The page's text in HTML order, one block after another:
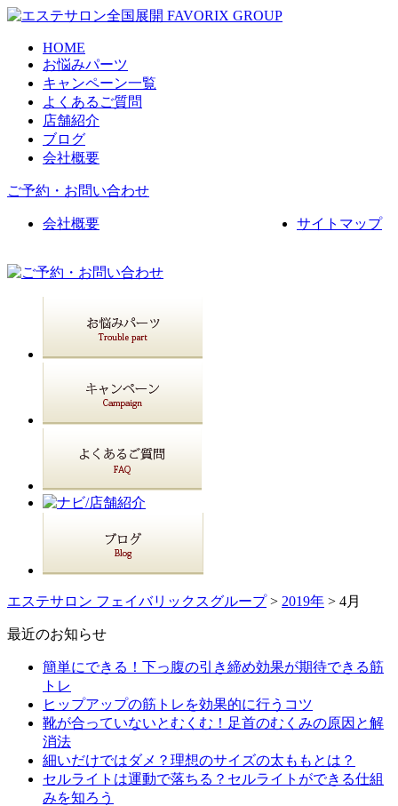
HOME
お悩みパーツ
キャンペーン一覧
よくあるご質問
店舗紹介
ブログ
会社概要
ご予約・お問い合わせ
サイトマップ
会社概要
エステサロン フェイバリックスグループ> 2019年 > 4月
最近のお知らせ
簡単にできる！下っ腹の引き締め効果が期待できる筋
トレ
ヒップアップの筋トレを効果的に行うコツ
靴が合っていないとむくむ！足首のむくみの原因と解
消法
細いだけではダメ？理想のサイズの太ももとは？
セルライトは運動で落ちる？セルライトができる仕組
みを知ろう